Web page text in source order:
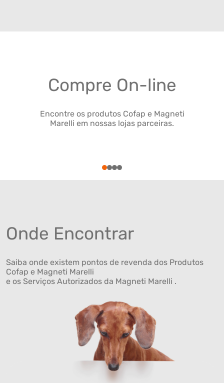
Compre On-line
Encontre os produtos Cofap e Magneti
Marelli em nossas lojas parceiras.
1234
Onde Encontrar
Saiba onde existem pontos de revenda dos Produtos
Cofap e Magneti Marelli
e os Serviços Autorizados da Magneti Marelli .